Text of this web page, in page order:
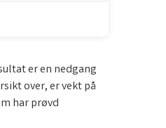
er en nedgang
over, er vekt på
har prøvd